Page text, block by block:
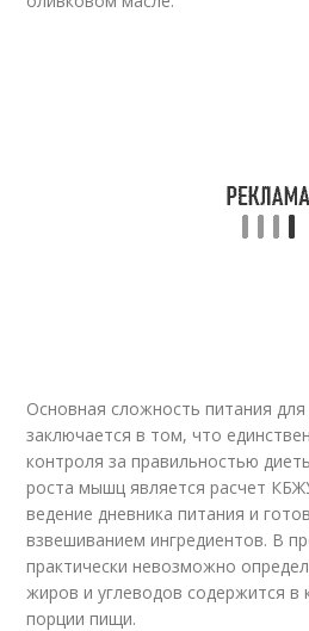
Основная сложность питания
заключается в том, что
контроля за правильностью
роста мышц является расчет
ведение дневника питания и
взвешиванием ингредиентов. В
практически невозможно
жиров и углеводов содержится
порции пищи.